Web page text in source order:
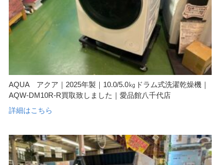
AQUA アクア｜2025年製｜10.0/5.0㎏ドラム式洗濯乾燥機｜
AQW-DM10R-R買取致しました｜愛品館八千代店
詳細はこちら